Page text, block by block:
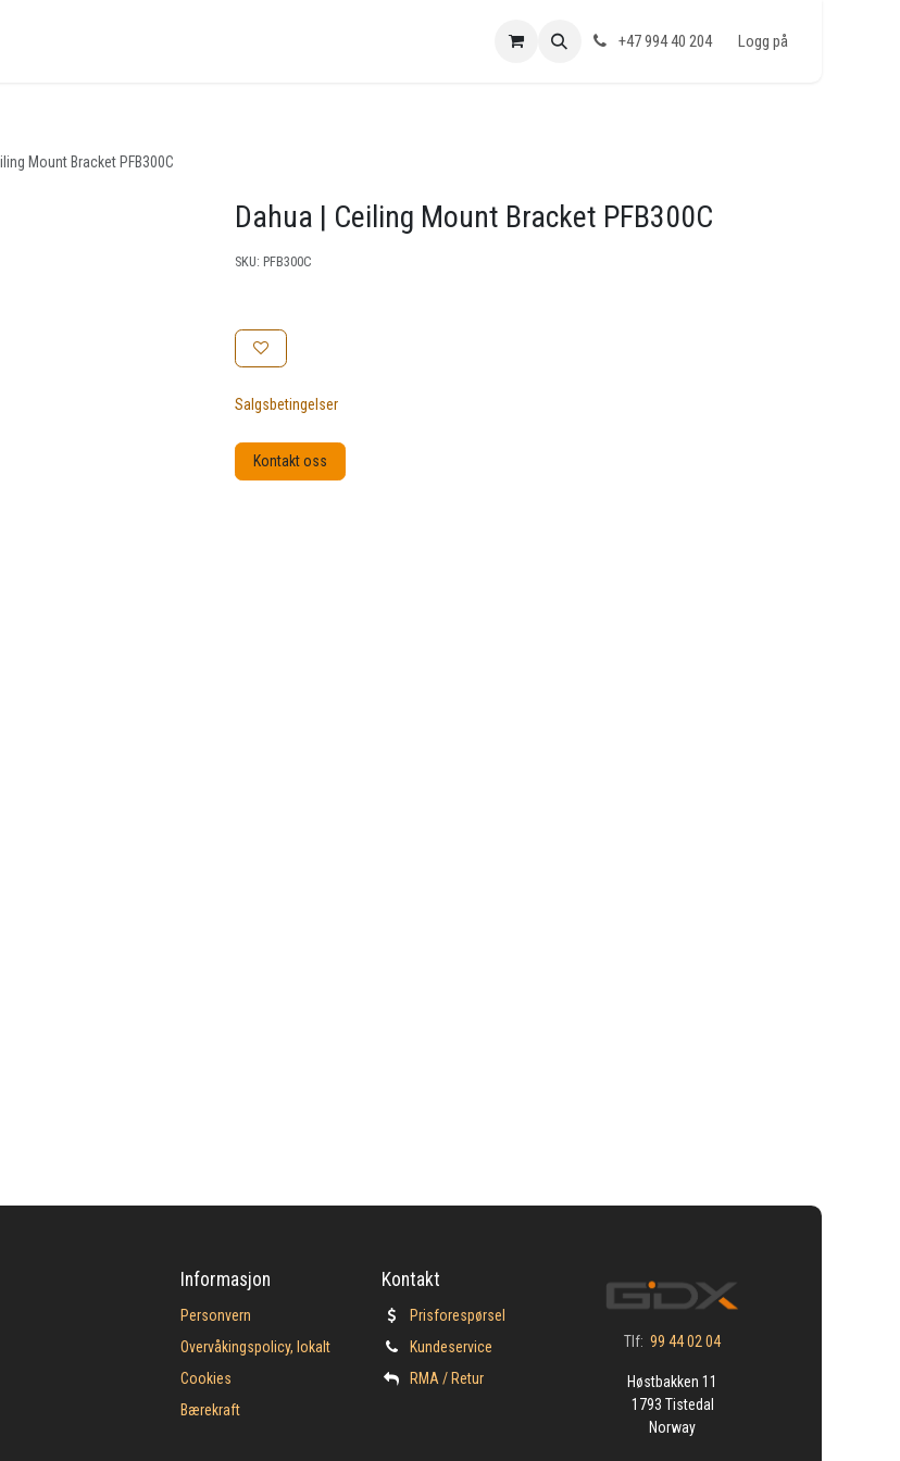
+47 994 40 204 Logg på
Mount Bracket PFB300C
Dahua | Ceiling Mount Bracket PFB300C
SKU: PFB300C
Salgsbetingelser
Kontakt oss
Tlf: 99 44 02 04
Høstbakken 11
1793 Tistedal
Norway
Kontakt
Prisforespørsel
Kundeservice
​RMA / Retur
Informasjon
Personvern
Overvåkingspolicy, lokalt
Cookies
Bærekraft